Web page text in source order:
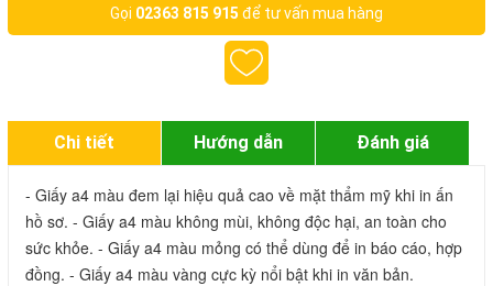
Gọi 02363 815 915 để tư vấn mua hàng
Chi tiết Hướng dẫn Đánh giá
- Giấy a4 màu đem lại hiệu quả cao về mặt thẩm mỹ khi in ấn
hồ sơ. - Giấy a4 màu không mùi, không độc hại, an toàn cho
sức khỏe. - Giấy a4 màu mỏng có thể dùng để in báo cáo, hợp
đồng. - Giấy a4 màu vàng cực kỳ nổi bật khi in văn bản.